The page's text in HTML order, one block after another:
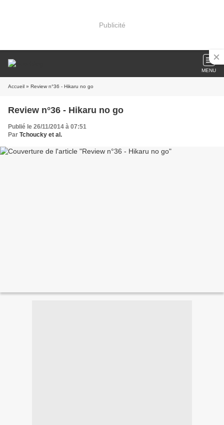
Publicité
MENU
Accueil » Review n°36 - Hikaru no go
Review n°36 - Hikaru no go
Publié le 26/11/2014 à 07:51
Par Tchoucky et al.